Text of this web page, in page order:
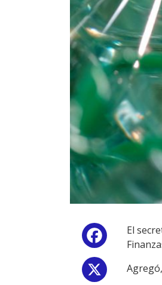
Facebook
El